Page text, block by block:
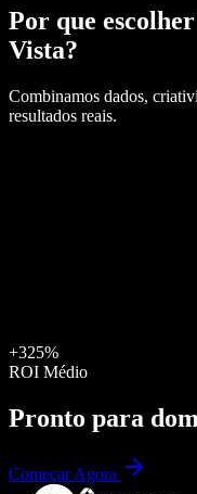
Por que
Vista?
Combinamos dados,
resultados reais.
+325%
ROI Médio
Pronto para
Começar Agora